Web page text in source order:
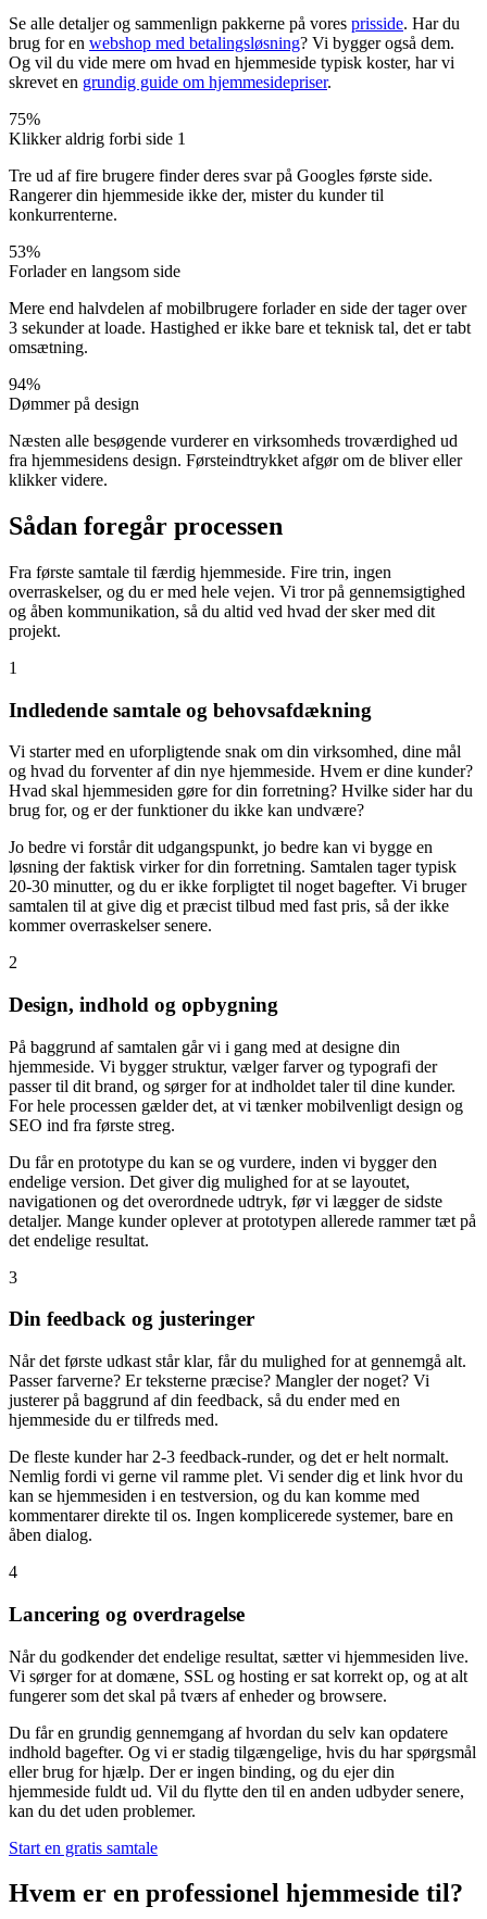
Se alle detaljer og sammenlign pakkerne på vores prisside. Har du
brug for en webshop med betalingsløsning? Vi bygger også dem.
Og vil du vide mere om hvad en hjemmeside typisk koster, har vi
skrevet en grundig guide om hjemmesidepriser.
75%
Klikker aldrig forbi side 1
Tre ud af fire brugere finder deres svar på Googles første side.
Rangerer din hjemmeside ikke der, mister du kunder til
konkurrenterne.
53%
Forlader en langsom side
Mere end halvdelen af mobilbrugere forlader en side der tager over
3 sekunder at loade. Hastighed er ikke bare et teknisk tal, det er tabt
omsætning.
94%
Dømmer på design
Næsten alle besøgende vurderer en virksomheds troværdighed ud
fra hjemmesidens design. Førsteindtrykket afgør om de bliver eller
klikker videre.
Sådan foregår processen
Fra første samtale til færdig hjemmeside. Fire trin, ingen
overraskelser, og du er med hele vejen. Vi tror på gennemsigtighed
og åben kommunikation, så du altid ved hvad der sker med dit
projekt.
1
Indledende samtale og behovsafdækning
Vi starter med en uforpligtende snak om din virksomhed, dine mål
og hvad du forventer af din nye hjemmeside. Hvem er dine kunder?
Hvad skal hjemmesiden gøre for din forretning? Hvilke sider har du
brug for, og er der funktioner du ikke kan undvære?
Jo bedre vi forstår dit udgangspunkt, jo bedre kan vi bygge en
løsning der faktisk virker for din forretning. Samtalen tager typisk
20-30 minutter, og du er ikke forpligtet til noget bagefter. Vi bruger
samtalen til at give dig et præcist tilbud med fast pris, så der ikke
kommer overraskelser senere.
2
Design, indhold og opbygning
På baggrund af samtalen går vi i gang med at designe din
hjemmeside. Vi bygger struktur, vælger farver og typografi der
passer til dit brand, og sørger for at indholdet taler til dine kunder.
For hele processen gælder det, at vi tænker mobilvenligt design og
SEO ind fra første streg.
Du får en prototype du kan se og vurdere, inden vi bygger den
endelige version. Det giver dig mulighed for at se layoutet,
navigationen og det overordnede udtryk, før vi lægger de sidste
detaljer. Mange kunder oplever at prototypen allerede rammer tæt på
det endelige resultat.
3
Din feedback og justeringer
Når det første udkast står klar, får du mulighed for at gennemgå alt.
Passer farverne? Er teksterne præcise? Mangler der noget? Vi
justerer på baggrund af din feedback, så du ender med en
hjemmeside du er tilfreds med.
De fleste kunder har 2-3 feedback-runder, og det er helt normalt.
Nemlig fordi vi gerne vil ramme plet. Vi sender dig et link hvor du
kan se hjemmesiden i en testversion, og du kan komme med
kommentarer direkte til os. Ingen komplicerede systemer, bare en
åben dialog.
4
Lancering og overdragelse
Når du godkender det endelige resultat, sætter vi hjemmesiden live.
Vi sørger for at domæne, SSL og hosting er sat korrekt op, og at alt
fungerer som det skal på tværs af enheder og browsere.
Du får en grundig gennemgang af hvordan du selv kan opdatere
indhold bagefter. Og vi er stadig tilgængelige, hvis du har spørgsmål
eller brug for hjælp. Der er ingen binding, og du ejer din
hjemmeside fuldt ud. Vil du flytte den til en anden udbyder senere,
kan du det uden problemer.
Start en gratis samtale
Hvem er en professionel hjemmeside til?